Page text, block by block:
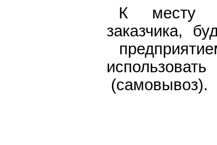
К месту
заказчика,
(самовывоз).